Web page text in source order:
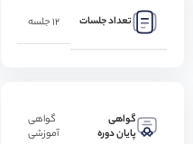
تعداد جلسات 12 جلسه
گواهی
پایان دوره
گواهی
آموزشی